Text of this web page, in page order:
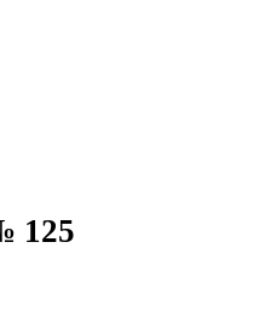
125